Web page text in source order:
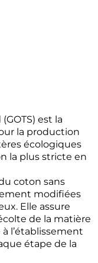
est la
la production
écologiques
la plus stricte en
coton sans
modifiées
Elle assure
de la matière
l’établissement
étape de la